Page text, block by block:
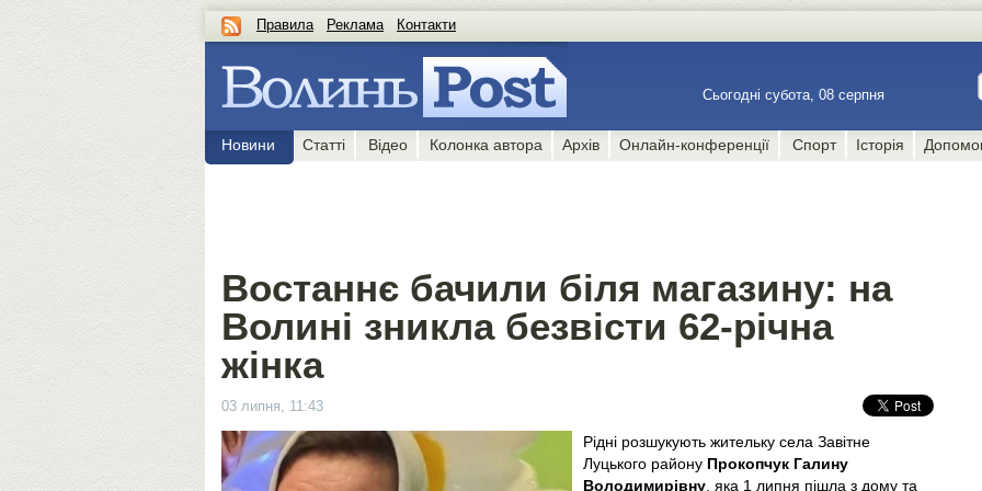
Правила Реклама Контакти
Сьогодні субота, 08 серпня
Новини Статті Відео Колонка автора Архів Онлайн-конференції Спорт Історія
Востаннє бачили біля магазину: на
Волині зникла безвісти 62-річна
жінка
03 липня, 11:43
Рідні розшукують жительку села Завітне
Луцького району Прокопчук Галину
Володимирівну , яка 1 липня пішла з дому та